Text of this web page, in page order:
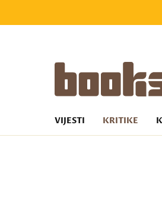
VIJESTI KRITIKE